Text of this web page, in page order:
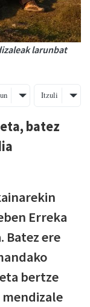
larunbat
Itzuli
batez
Erreka
Batez ere
bertze